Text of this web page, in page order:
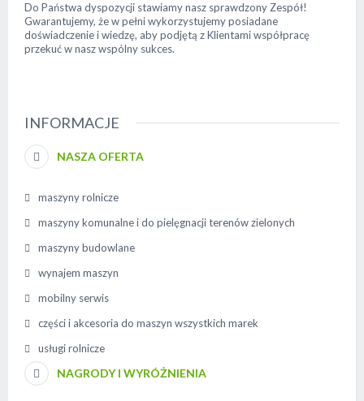
Do Państwa dyspozycji stawiamy nasz sprawdzony Zespół!
Gwarantujemy, że w pełni wykorzystujemy posiadane
doświadczenie i wiedzę, aby podjętą z Klientami współpracę
przekuć w nasz wspólny sukces.
INFORMACJE
NASZA OFERTA
maszyny rolnicze
maszyny komunalne i do pielęgnacji terenów zielonych
maszyny budowlane
wynajem maszyn
mobilny serwis
części i akcesoria do maszyn wszystkich marek
usługi rolnicze
NAGRODY I WYRÓŻNIENIA